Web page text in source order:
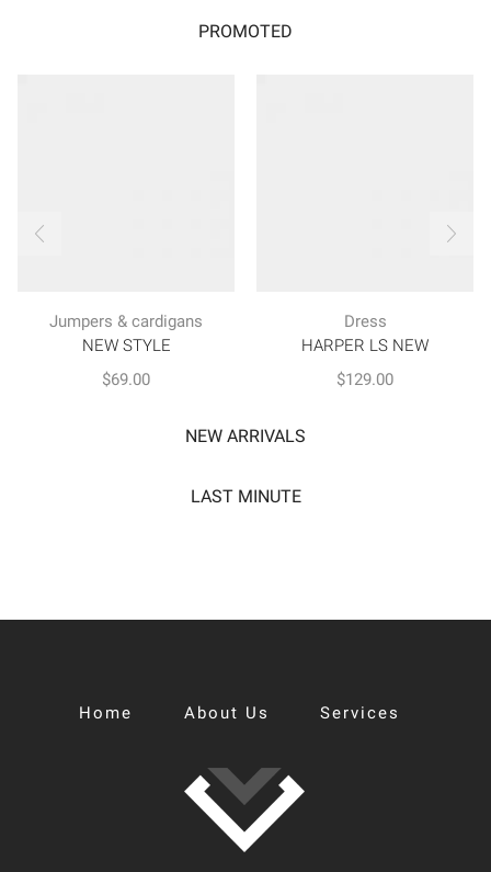
PROMOTED
Jumpers & cardigans
NEW STYLE
$69.00
Dress
HARPER LS NEW
$129.00
NEW ARRIVALS
LAST MINUTE
Home About Us Services